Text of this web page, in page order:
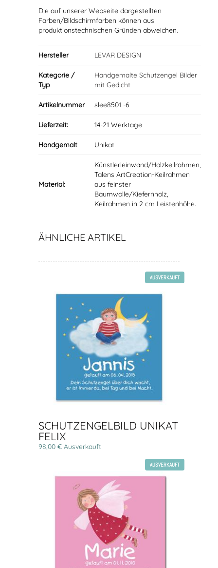
Die auf unserer Webseite dargestellten
Farben/Bildschirmfarben können aus
produktionstechnischen Gründen abweichen.
Hersteller LEVAR DESIGN
Kategorie /
Typ
Handgemalte Schutzengel Bilder
mit Gedicht
Artikelnummer slee8501 -6
Lieferzeit: 14-21 Werktage
Handgemalt Unikat
Material:
Künstlerleinwand/Holzkeilrahmen,
Talens ArtCreation-Keilrahmen
aus feinster
Baumwolle/Kiefernholz,
Keilrahmen in 2 cm Leistenhöhe.
ÄHNLICHE ARTIKEL
AUSVERKAUFT
SCHUTZENGELBILD UNIKAT
FELIX
98,00 € Ausverkauft
AUSVERKAUFT